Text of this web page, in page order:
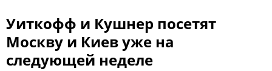
Уиткофф и Кушнер посетят
Москву и Киев уже на
следующей неделе